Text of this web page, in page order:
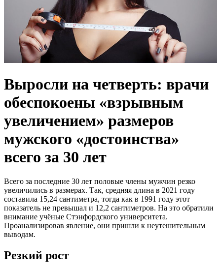
Выросли на четверть: врачи
обеспокоены «взрывным
увеличением» размеров
мужского «достоинства»
всего за 30 лет
Всего за последние 30 лет половые члены мужчин резко
увеличились в размерах. Так, средняя длина в 2021 году
составила 15,24 сантиметра, тогда как в 1991 году этот
показатель не превышал и 12,2 сантиметров. На это обратили
внимание учёные Стэнфордского университета.
Проанализировав явление, они пришли к неутешительным
выводам.
Резкий рост